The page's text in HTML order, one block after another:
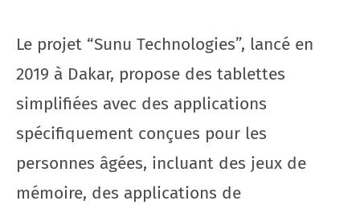
Le projet “Sunu Technologies”, lancé en
2019 à Dakar, propose des tablettes
simplifiées avec des applications
spécifiquement conçues pour les
personnes âgées, incluant des jeux de
mémoire, des applications de